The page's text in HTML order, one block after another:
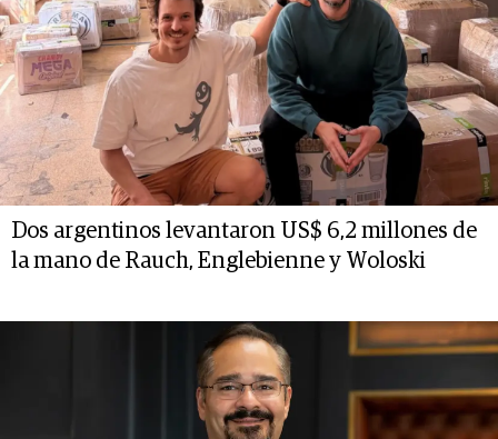
Dos argentinos levantaron US$ 6,2 millones de
la mano de Rauch, Englebienne y Woloski